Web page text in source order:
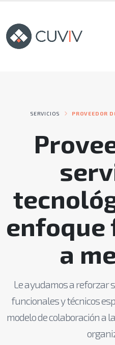
SERVICIOS PROVEEDOR
enfoque
a
Le ayudamos a reforzar
funcionales y técnicos
modelo de colaboración a